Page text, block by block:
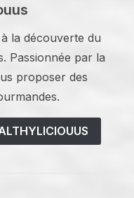
la découverte du
Passionnée par la
proposer des